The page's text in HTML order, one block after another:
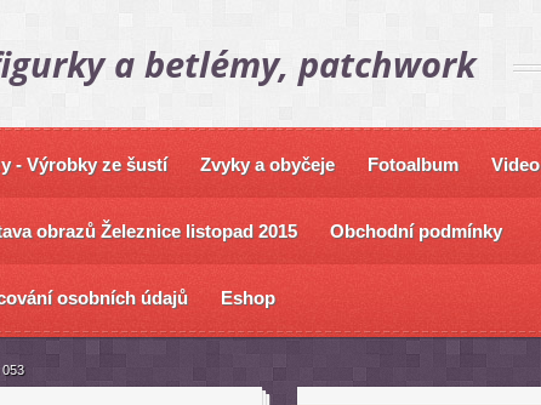
a betlémy, patchwork
- Výrobky ze šustí Zvyky a obyčeje Fotoalbum Video
obrazů Železnice listopad 2015 Obchodní podmínky
osobních údajů Eshop
053